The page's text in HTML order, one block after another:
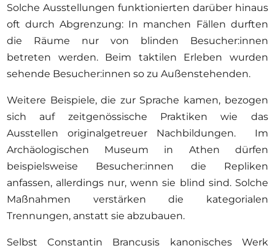
Solche Ausstellungen funktionierten darüber hinaus
oft durch Abgrenzung: In manchen Fällen durften
die Räume nur von blinden Besucher:innen
betreten werden. Beim taktilen Erleben wurden
sehende Besucher:innen so zu Außenstehenden.
Weitere Beispiele, die zur Sprache kamen, bezogen
sich auf zeitgenössische Praktiken wie das
Ausstellen originalgetreuer Nachbildungen. Im
Archäologischen Museum in Athen dürfen
beispielsweise Besucher:innen die Repliken
anfassen, allerdings nur, wenn sie blind sind. Solche
Maßnahmen verstärken die kategorialen
Trennungen, anstatt sie abzubauen.
Selbst Constantin Brancusis kanonisches Werk